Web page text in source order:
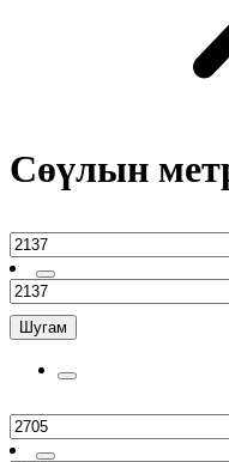
Сөүлын
Шугам